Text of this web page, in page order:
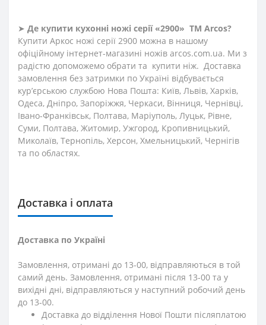
➤ Де купити кухонні ножі серії «2900» ТМ Arcos?
Купити Аркос ножі серії 2900 можна в нашому
офіційному інтернет-магазині ножів arcos.com.ua. Ми з
радістю допоможемо обрати та купити ніж. Доставка
замовлення без затримки по Україні відбувається
кур’єрською службою Нова Пошта: Київ, Львів, Харків,
Одеса, Дніпро, Запоріжжя, Черкаси, Вінниця, Чернівці,
Івано-Франківськ, Полтава, Маріуполь, Луцьк, Рівне,
Суми, Полтава, Житомир, Ужгород, Кропивницький,
Миколаїв, Тернопіль, Херсон, Хмельницький, Чернігів
та по областях.
Доставка і оплата
Доставка по Україні
Замовлення, отримані до 13-00, відправляються в той
самий день. Замовлення, отримані після 13-00 та у
вихідні дні, відправляються у наступний робочий день
до 13-00.
Доставка до відділення Нової Пошти післяплатою